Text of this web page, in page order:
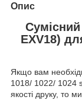
Опис
EXV18)
Якщо вам
1018/ 1022/ 1024
якості друку, то